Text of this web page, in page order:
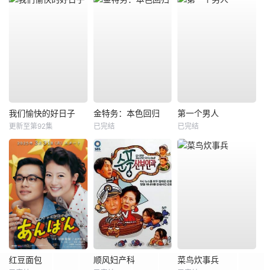
我们愉快的好日子
更新至第92集
金特务：本色回归
已完结
第一个男人
已完结
红豆面包 顺风妇产科 菜鸟炊事兵